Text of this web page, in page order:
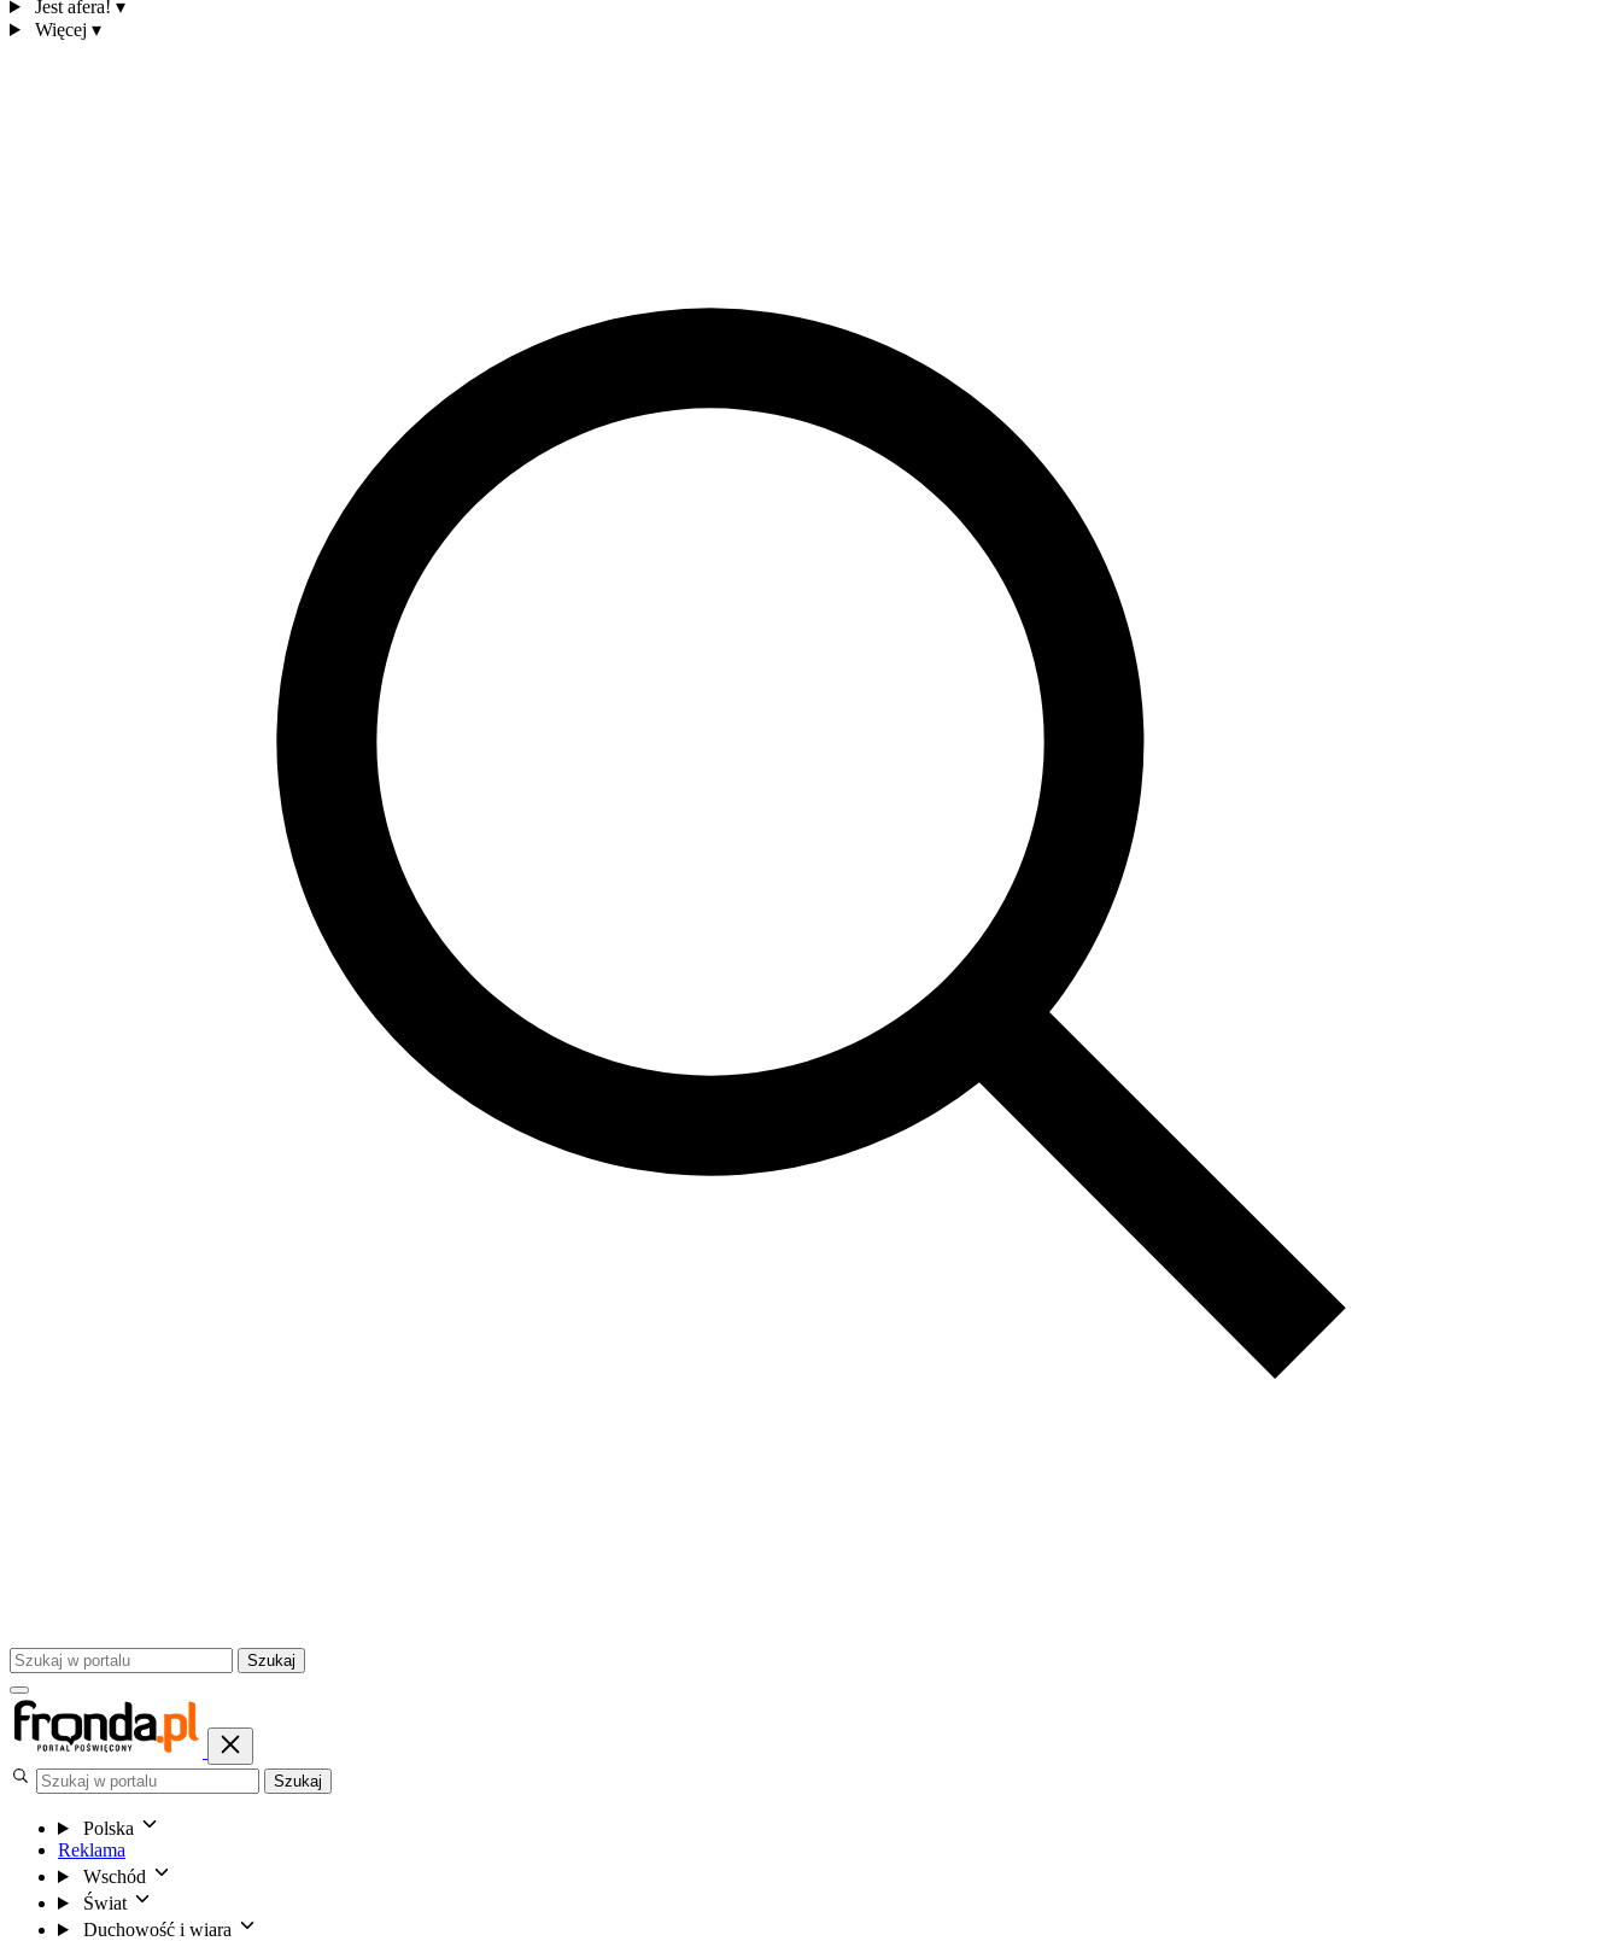
Jest afera! ▾
Więcej ▾
Szukaj
Szukaj
Polska
Reklama
Wschód
Świat
Duchowość i wiara